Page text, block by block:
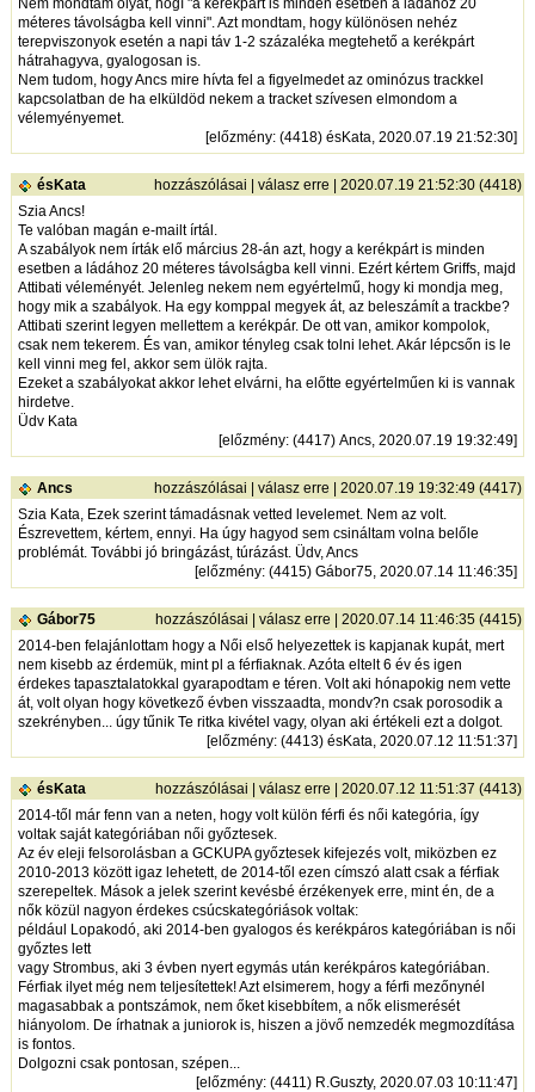
méteres távolságba kell vinni". Azt mondtam, hogy különösen nehéz
terepviszonyok esetén a napi táv 1-2 százaléka megtehető a kerékpárt
hátrahagyva, gyalogosan is.
Nem tudom, hogy Ancs mire hívta fel a figyelmedet az ominózus trackkel
kapcsolatban de ha elküldöd nekem a tracket szívesen elmondom a
vélemyényemet.
[előzmény: (4418) ésKata, 2020.07.19 21:52:30]
ésKata hozzászólásai | válasz erre | 2020.07.19 21:52:30 (4418)
Szia Ancs!
Te valóban magán e-mailt írtál.
A szabályok nem írták elő március 28-án azt, hogy a kerékpárt is minden
esetben a ládához 20 méteres távolságba kell vinni. Ezért kértem Griffs, majd
Attibati véleményét. Jelenleg nekem nem egyértelmű, hogy ki mondja meg,
hogy mik a szabályok. Ha egy komppal megyek át, az beleszámít a trackbe?
Attibati szerint legyen mellettem a kerékpár. De ott van, amikor kompolok,
csak nem tekerem. És van, amikor tényleg csak tolni lehet. Akár lépcsőn is le
kell vinni meg fel, akkor sem ülök rajta.
Ezeket a szabályokat akkor lehet elvárni, ha előtte egyértelműen ki is vannak
hirdetve.
Üdv Kata
[előzmény: (4417) Ancs, 2020.07.19 19:32:49]
Ancs hozzászólásai | válasz erre | 2020.07.19 19:32:49 (4417)
Szia Kata, Ezek szerint támadásnak vetted levelemet. Nem az volt.
Észrevettem, kértem, ennyi. Ha úgy hagyod sem csináltam volna belőle
problémát. További jó bringázást, túrázást. Üdv, Ancs
[előzmény: (4415) Gábor75, 2020.07.14 11:46:35]
Gábor75 hozzászólásai | válasz erre | 2020.07.14 11:46:35 (4415)
2014-ben felajánlottam hogy a Női első helyezettek is kapjanak kupát, mert
nem kisebb az érdemük, mint pl a férfiaknak. Azóta eltelt 6 év és igen
érdekes tapasztalatokkal gyarapodtam e téren. Volt aki hónapokig nem vette
át, volt olyan hogy következő évben visszaadta, mondv?n csak porosodik a
szekrényben... úgy tűnik Te ritka kivétel vagy, olyan aki értékeli ezt a dolgot.
[előzmény: (4413) ésKata, 2020.07.12 11:51:37]
ésKata hozzászólásai | válasz erre | 2020.07.12 11:51:37 (4413)
2014-től már fenn van a neten, hogy volt külön férfi és női kategória, így
voltak saját kategóriában női győztesek.
Az év eleji felsorolásban a GCKUPA győztesek kifejezés volt, miközben ez
2010-2013 között igaz lehetett, de 2014-től ezen címszó alatt csak a férfiak
szerepeltek. Mások a jelek szerint kevésbé érzékenyek erre, mint én, de a
nők közül nagyon érdekes csúcskategóriások voltak:
például Lopakodó, aki 2014-ben gyalogos és kerékpáros kategóriában is női
győztes lett
vagy Strombus, aki 3 évben nyert egymás után kerékpáros kategóriában.
Férfiak ilyet még nem teljesítettek! Azt elsimerem, hogy a férfi mezőnynél
magasabbak a pontszámok, nem őket kisebbítem, a nők elismerését
hiányolom. De írhatnak a juniorok is, hiszen a jövő nemzedék megmozdítása
is fontos.
Dolgozni csak pontosan, szépen...
[előzmény: (4411) R.Guszty, 2020.07.03 10:11:47]